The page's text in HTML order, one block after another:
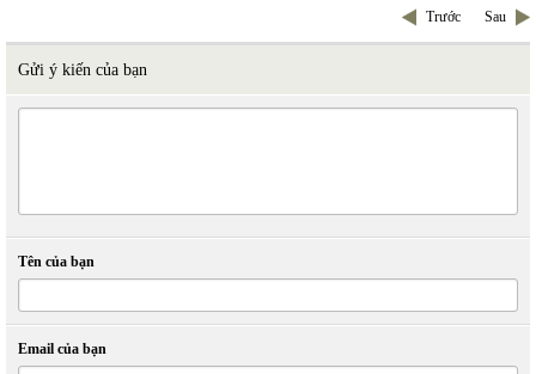
Trước Sau
Gửi ý kiến của bạn
Tên của bạn
Email của bạn